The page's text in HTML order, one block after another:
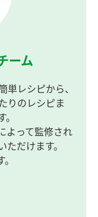
ーム
単レシピから、
りのレシピま
よって監修され
だけます。